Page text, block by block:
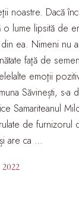
noastre. Dacă
o lume lipsită de
ea. Nimeni nu
faţă de
emoţii
Săvinești, s-a
Samariteanul
de furnizorul
are ca …